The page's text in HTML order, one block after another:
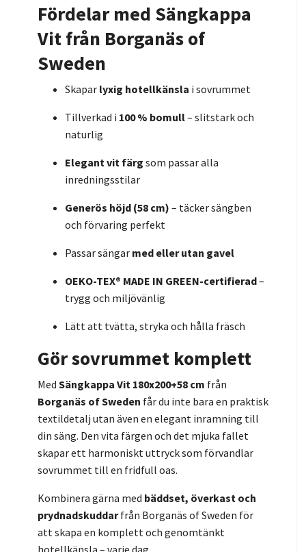
Fördelar med Sängkappa
Vit från Borganäs of
Sweden
Skapar lyxig hotellkänsla i sovrummet
Tillverkad i 100 % bomull– slitstark och
naturlig
Elegant vit färg som passar alla
inredningsstilar
Generös höjd (58 cm) – täcker sängben
och förvaring perfekt
Passar sängar med eller utan gavel
OEKO-TEX® MADE IN GREEN-certifierad–
trygg och miljövänlig
Lätt att tvätta, stryka och hålla fräsch
Gör sovrummet komplett
Med Sängkappa Vit 180x200+58 cm från
Borganäs of Sweden får du inte bara en praktisk
textildetalj utan även en elegant inramning till
din säng. Den vita färgen och det mjuka fallet
skapar ett harmoniskt uttryck som förvandlar
sovrummet till en fridfull oas.
Kombinera gärna med bäddset, överkast och
prydnadskuddarfrån Borganäs of Sweden för
att skapa en komplett och genomtänkt
hotellkänsla – varje dag.